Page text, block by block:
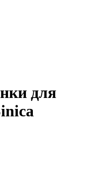
для